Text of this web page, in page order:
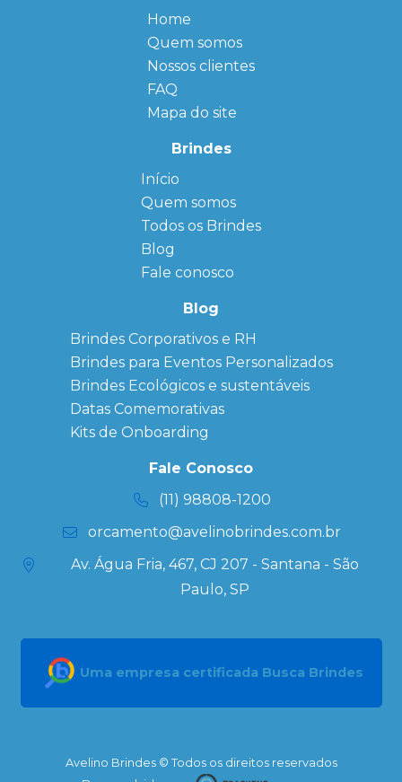
Home
Quem somos
Nossos clientes
FAQ
Mapa do site
Brindes
Início
Quem somos
← Back
FAQ
Sitemap
Todos os Brindes
← Back
Agendas
Personalizadas
Personalizado
personalizados
Brindes
Corporativos
Copos Térmicos
Personalizados
Datas Especiais
Ecobag
Personalizada
Kits
Blog
Fale conosco
Blog
Brindes Corporativos e RH
Brindes para Eventos Personalizados
Brindes Ecológicos e sustentáveis
Datas Comemorativas
Kits de Onboarding
Fale Conosco
(11) 98808-1200
orcamento@avelinobrindes.com.br
Av. Água Fria, 467, CJ 207 - Santana - São
Paulo, SP
Uma empresa certificada Busca Brindes
Avelino Brindes © Todos os direitos reservados